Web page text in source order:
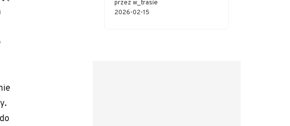
przez w_trasie
2026-02-15